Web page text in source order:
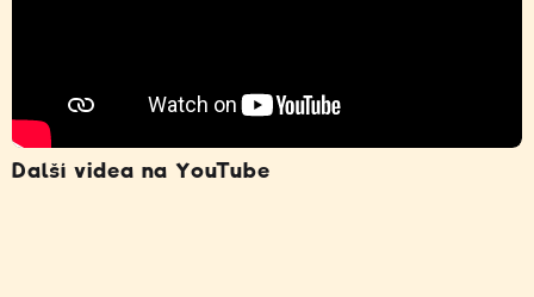
Další videa na YouTube